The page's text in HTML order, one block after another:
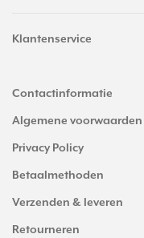
Klantenservice
Contactinformatie
Algemene voorwaarden
Privacy Policy
Betaalmethoden
Verzenden & leveren
Retourneren